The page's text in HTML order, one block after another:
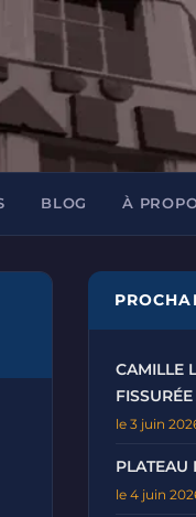
BLOG À
CAMILLE
FISSURÉE
le 3 juin
PLATEAU
le 4 juin